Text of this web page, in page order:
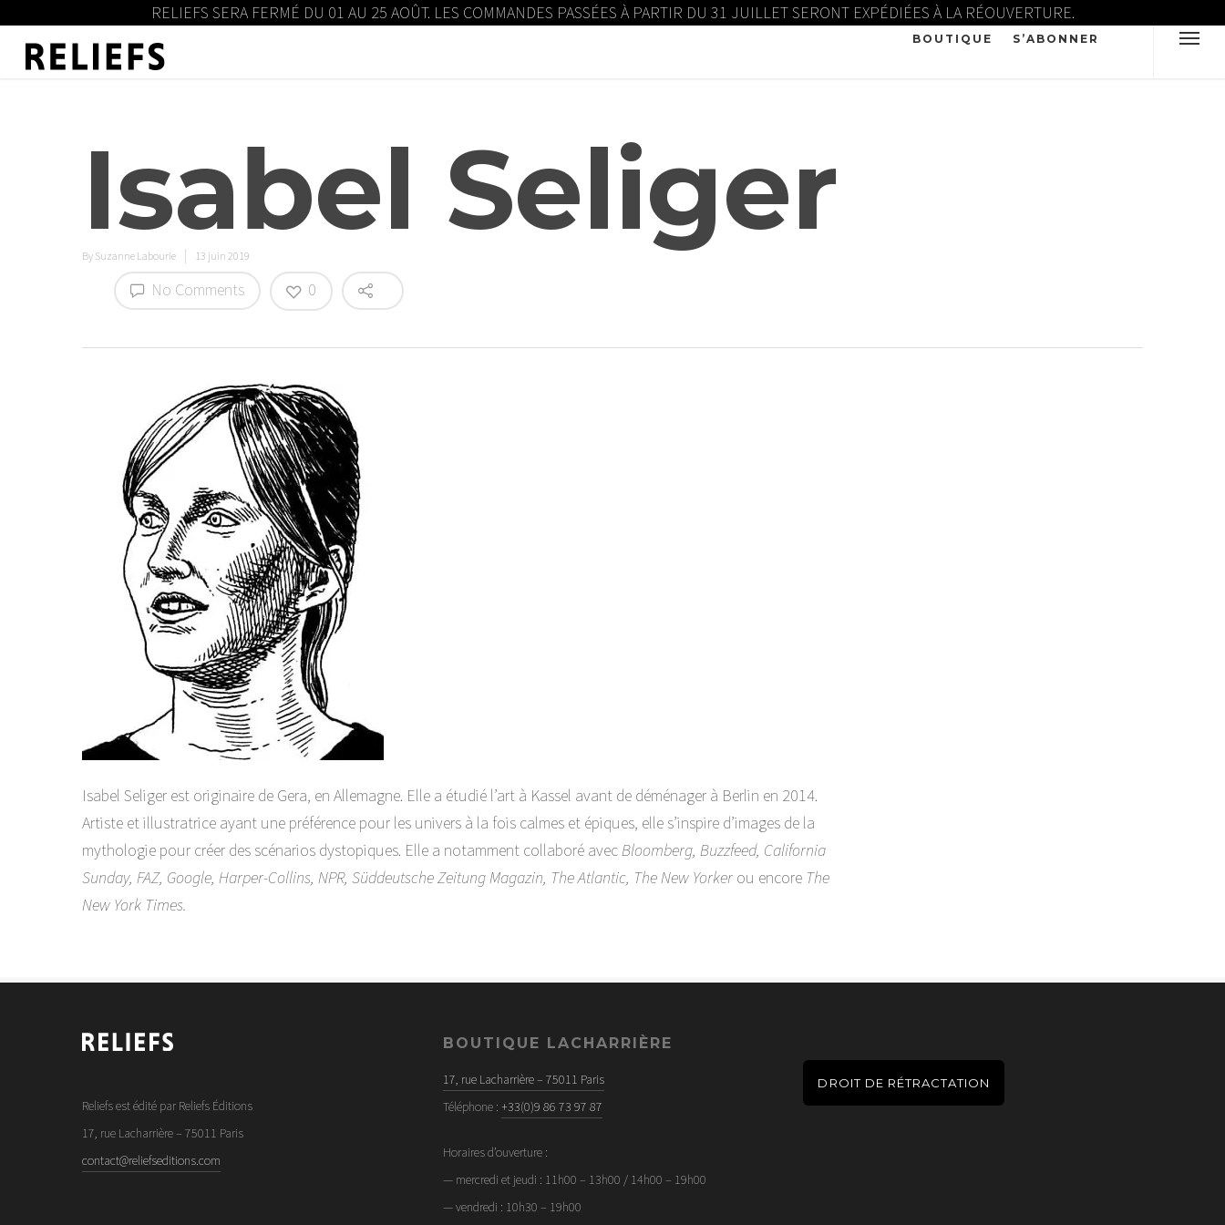
RELIEFS SERA FERMÉ DU 01 AU 25 AOÛT. LES COMMANDES PASSÉES À PARTIR DU 31 JUILLET SERONT EXPÉDIÉES À LA RÉOUVERTURE.
BOUTIQUE S’ABONNER
Isabel Seliger
By Suzanne Labourie 13 juin 2019
No Comments 0
Isabel Seliger est originaire de Gera, en Allemagne. Elle a étudié l’art à Kassel avant de déménager à Berlin en 2014.
Artiste et illustratrice ayant une préférence pour les univers à la fois calmes et épiques, elle s’inspire d’images de la
mythologie pour créer des scénarios dystopiques. Elle a notamment collaboré avecBloomberg, Buzzfeed, California
Sunday, FAZ, Google, Harper-Collins, NPR, Süddeutsche Zeitung Magazin, The Atlantic, The New Yorker ou encore The
New York Times.
Reliefs est édité par Reliefs Éditions
17, rue Lacharrière – 75011 Paris
contact@reliefseditions.com
BOUTIQUE LACHARRIÈRE
17, rue Lacharrière – 75011 Paris
Téléphone : +33(0)9 86 73 97 87
Horaires d’ouverture :
— mercredi et jeudi : 11h00 – 13h00 / 14h00 – 19h00
— vendredi : 10h30 – 19h00
DROIT DE RÉTRACTATION